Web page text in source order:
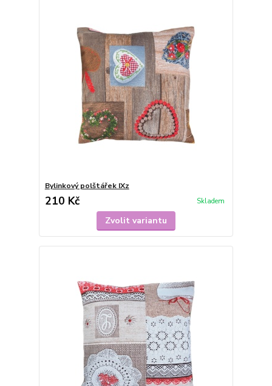
Bylinkový polštářek IXz
210 Kč Skladem
Zvolit variantu